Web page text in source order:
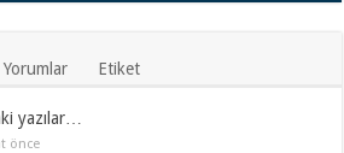
Yorumlar Etiket
yazılar…
önce